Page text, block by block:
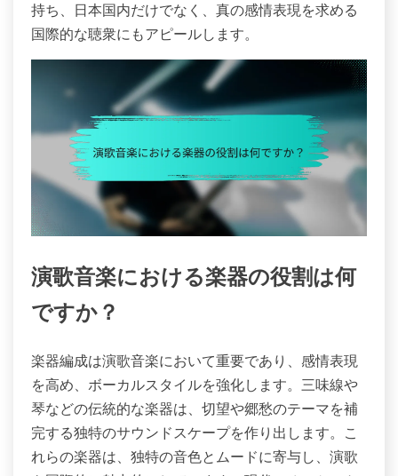
持ち、日本国内だけでなく、真の感情表現を求める
国際的な聴衆にもアピールします。
演歌音楽における楽器の役割は何
ですか？
楽器編成は演歌音楽において重要であり、感情表現
を高め、ボーカルスタイルを強化します。三味線や
琴などの伝統的な楽器は、切望や郷愁のテーマを補
完する独特のサウンドスケープを作り出します。こ
れらの楽器は、独特の音色とムードに寄与し、演歌